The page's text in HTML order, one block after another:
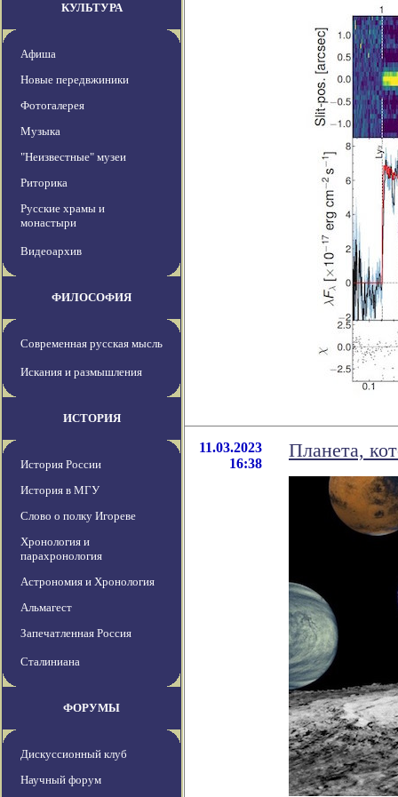
КУЛЬТУРА
Афиша
Новые передвжиники
Фотогалерея
Музыка
"Неизвестные" музеи
Риторика
Русские храмы и
монастыри
Видеоархив
ФИЛОСОФИЯ
Современная русская мысль
Искания и размышления
ИСТОРИЯ
История России
История в МГУ
Слово о полку Игореве
Хронология и
парахронология
Астрономия и Хронология
Альмагест
Запечатленная Россия
Сталиниана
ФОРУМЫ
Дискуссионный клуб
Научный форум
11.03.2023
16:38
Планета,